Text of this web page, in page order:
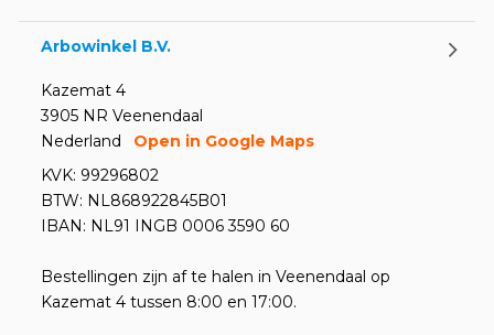
Arbowinkel B.V.
Kazemat 4
3905 NR Veenendaal
Nederland
Open in Google Maps
KVK: 99296802
BTW: NL868922845B01
IBAN: NL91 INGB 0006 3590 60
Bestellingen zijn af te halen in Veenendaal op
Kazemat 4 tussen 8:00 en 17:00.